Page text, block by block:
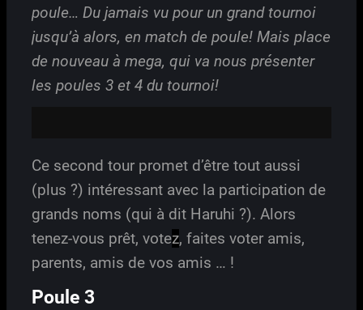
poule… Du jamais vu pour un grand tournoi
jusqu’à alors, en match de poule! Mais place
de nouveau à mega, qui va nous présenter
les poules 3 et 4 du tournoi!
Ce second tour promet d’être tout aussi
(plus ?) intéressant avec la participation de
grands noms (qui à dit Haruhi ?). Alors
tenez-vous prêt, votez, faites voter amis,
parents, amis de vos amis … !
Poule 3